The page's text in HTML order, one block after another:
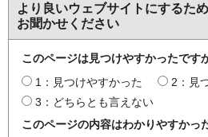
より良いウェブサイトにするた
お聞かせください
このページは見つけやすかったです
1：見つけやすかった
2：見
3：どちらとも言えない
このページの内容はわかりやすかっ